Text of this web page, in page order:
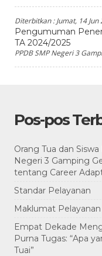
Diterbitkan :Jumat, 14 Jun
Pengumuman
TA 2024/2025
PPDB SMP Negeri 3
Pos-pos
Orang Tua dan
Negeri 3 Gamping
tentang Career
Standar Pelayanan
Maklumat
Empat Dekade
Purna Tugas: “Apa
Tuai”